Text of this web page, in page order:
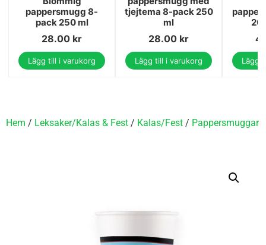
pappersmugg 8-
pack 250 ml
28.00 kr
Lägg till i varukorg
tjejtema 8-pack 250
ml
28.00 kr
Lägg till i varukorg Lägg
Hem / Leksaker/Kalas & Fest / Kalas/Fest / Pappersmuggar/